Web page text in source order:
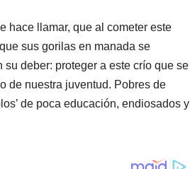
hace llamar, que al cometer este
sus gorilas en manada se
deber: proteger a este crío que se
de nuestra juventud. Pobres de
de poca educación, endiosados y